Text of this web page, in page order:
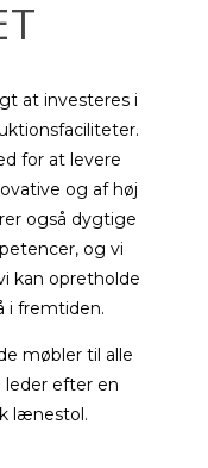
at investeres i
for at levere
og af høj
også dygtige
og vi
kan opretholde
i fremtiden.
møbler til alle
efter en
lænestol.